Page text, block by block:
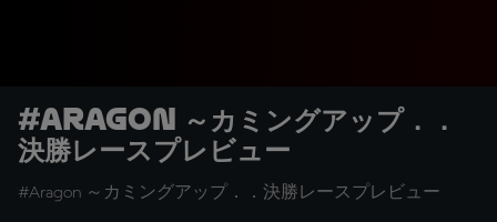
#Aragon ～カミングアップ．．
決勝レースプレビュー
#Aragon ～カミングアップ．．決勝レースプレビュー